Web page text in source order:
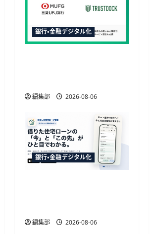
銀行・金融デジタル化
編集部 2026-08-06
銀行・金融デジタル化
編集部 2026-08-06